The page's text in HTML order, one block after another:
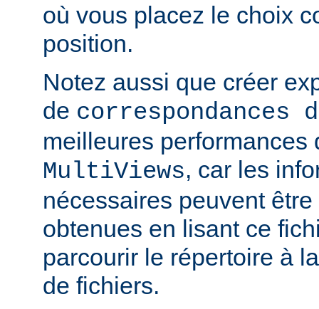
où vous placez le choix
position.
Notez aussi que créer
de correspondances
meilleures performances
MultiViews, car les
nécessaires peuvent
obtenues en lisant ce
parcourir le répertoire à
de fichiers.